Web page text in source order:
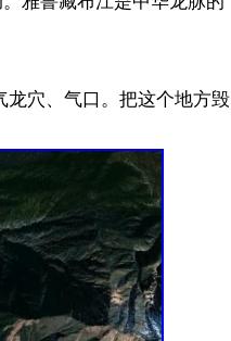
龙穴、气口。把这个地方毁